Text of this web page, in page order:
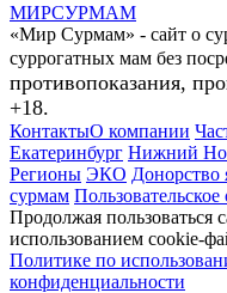
МИРСУРМАМ
«Мир Сурмам» - сайт о
суррогатных мам без
противопоказания,
+18.
КонтактыО компании
Екатеринбург Нижний
Регионы ЭКО Донорство
сурмам
Продолжая пользоваться
использованием cookie-
Политике по
конфиденциальности